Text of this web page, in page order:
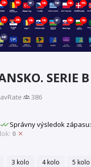
13h 15h 5P 16h 13P 16h 17h
12h 21h 19h 19h 6P 18h 19h
46P
SERIE B
·
386
Správny výsledok zápasu:
0
3 kolo 4 kolo 5 kolo